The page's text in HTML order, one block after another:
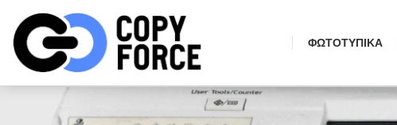
ΦΩΤΟΤΥΠΙΚΆ